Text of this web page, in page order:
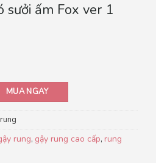
sưởi ấm Fox ver 1
MUA NGAY
rung, gậy rung cao cấp, rung